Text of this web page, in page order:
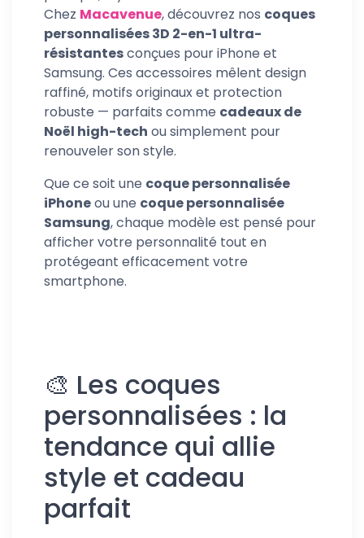
Chez Macavenue, découvrez nos coques
personnalisées 3D 2-en-1 ultra-
résistantesconçues pour iPhone et
Samsung. Ces accessoires mêlent design
raffiné, motifs originaux et protection
robuste — parfaits comme cadeaux de
Noël high-tech ou simplement pour
renouveler son style.
Que ce soit une coque personnalisée
iPhoneou une coque personnalisée
Samsung, chaque modèle est pensé pour
afficher votre personnalité tout en
protégeant efficacement votre
smartphone.
🎨 Les coques
personnalisées : la
tendance qui allie
style et cadeau
parfait